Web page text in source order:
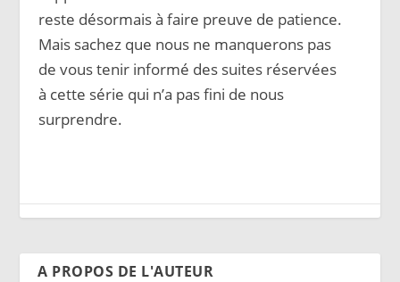
reste désormais à faire preuve de patience.
Mais sachez que nous ne manquerons pas
de vous tenir informé des suites réservées
à cette série qui n’a pas fini de nous
surprendre.
A PROPOS DE L'AUTEUR